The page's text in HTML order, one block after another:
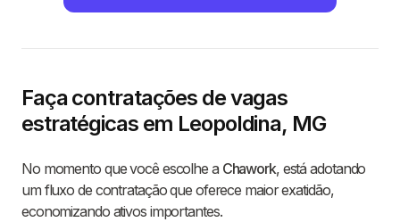
Faça contratações de vagas
estratégicas em Leopoldina, MG
No momento que você escolhe a Chawork, está adotando
um fluxo de contratação que oferece maior exatidão,
economizando ativos importantes.